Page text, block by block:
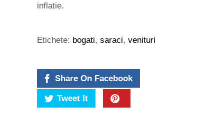
inflatie.
Etichete: bogati, saraci, venituri
Share On Facebook
Tweet It